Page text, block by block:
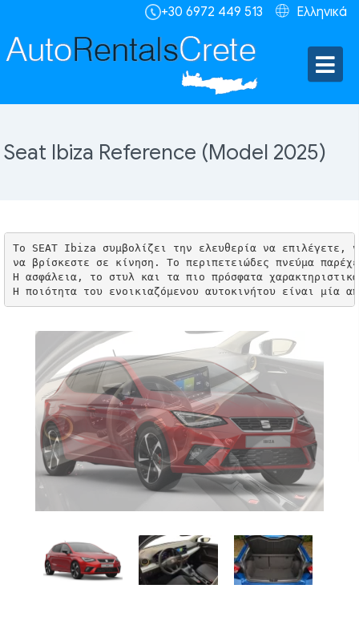
Ελληνικά
+30 6972 449 513
Seat Ibiza Reference (Model 2025)
Το SEAT Ibiza συμβολίζει την ελευθερία να επιλέγετε,
να βρίσκεστε σε κίνηση. Το περιπετειώδες πνεύμα
Η ασφάλεια, το στυλ και τα πιο πρόσφατα